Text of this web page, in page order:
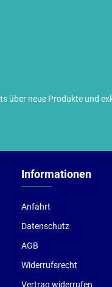
über neue Produkte und
Informationen
Anfahrt
Datenschutz
AGB
Widerrufsrecht
Vertrag widerrufen